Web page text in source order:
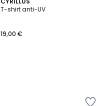
T-shirt anti-UV
19,00 €